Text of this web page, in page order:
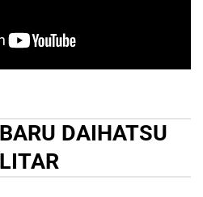
DAIHATSU